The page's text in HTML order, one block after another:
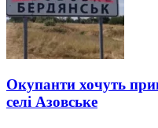
Окупанти хочуть
селі Азовське